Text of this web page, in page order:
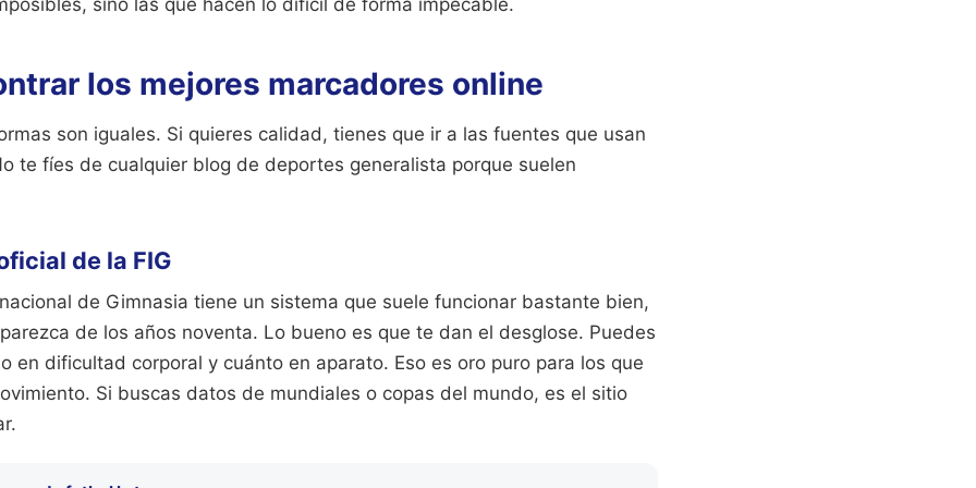
sino las que hacen lo difícil de forma impecable.
los mejores marcadores online
son iguales. Si quieres calidad, tienes que ir a las fuentes que usan
te fíes de cualquier blog de deportes generalista porque suelen
de la FIG
de Gimnasia tiene un sistema que suele funcionar bastante bien,
de los años noventa. Lo bueno es que te dan el desglose. Puedes
en dificultad corporal y cuánto en aparato. Eso es oro puro para los que
Si buscas datos de mundiales o copas del mundo, es el sitio